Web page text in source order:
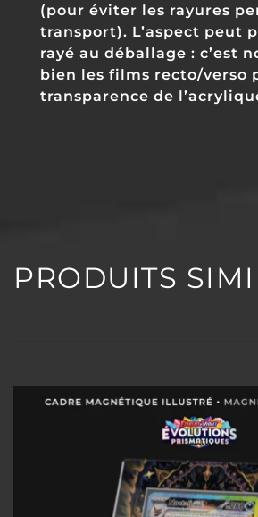
(pour éviter les rayures
transport). L’aspect peut
rayé au déballage : c’est
bien les films recto/verso
transparence de
PRODUITS